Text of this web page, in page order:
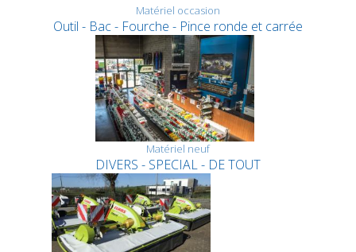
Matériel occasion
Outil - Bac - Fourche - Pince ronde et carrée
Matériel neuf
DIVERS - SPECIAL - DE TOUT